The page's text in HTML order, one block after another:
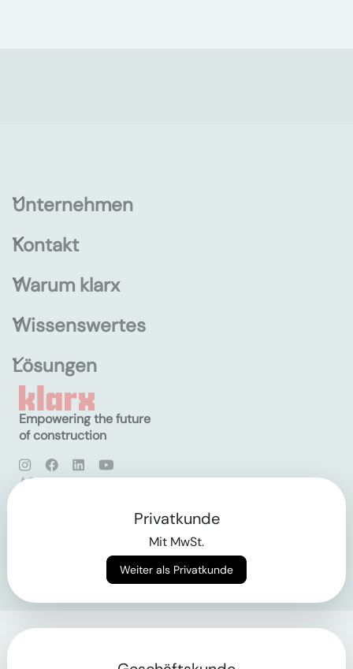
Unternehmen
Kontakt
Warum klarx
Wissenswertes
Lösungen
Empowering the future
of construction
AGB
Privatkunde
Mit MwSt.
Weiter als Privatkunde